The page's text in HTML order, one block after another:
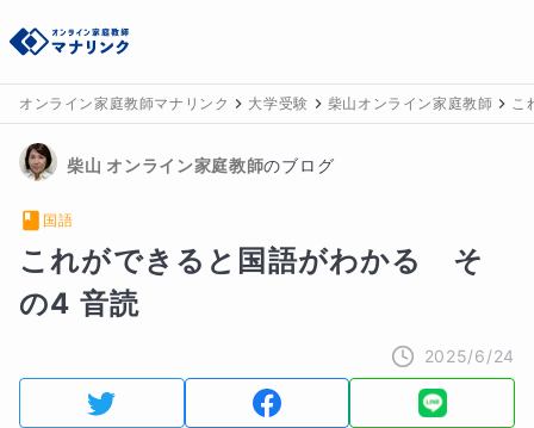
オンライン家庭教師マナリンク 大学受験 柴山オンライン家庭教師 こ
柴山 オンライン家庭教師のブログ
国語
これができると国語がわかる　そ
の4 音読
2025/6/24